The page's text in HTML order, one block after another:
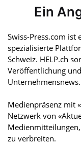
Ein
Swiss-Press.com ist
spezialisierte
Schweiz. HELP.ch
Veröffentlichung
Unternehmensnews.
Medienpräsenz mit
Netzwerk von
zu verbreiten.